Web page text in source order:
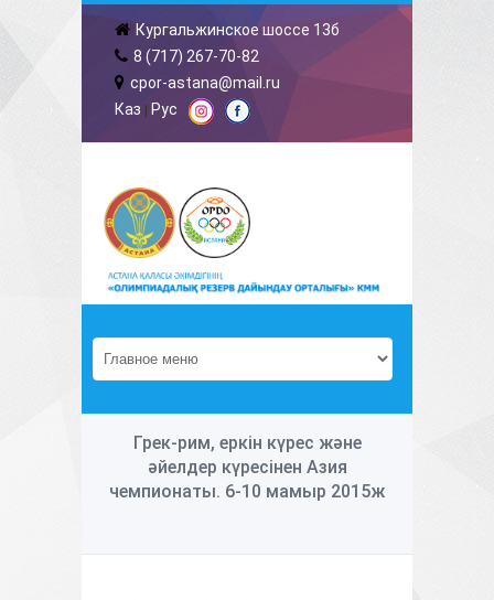
Кургальжинское шоссе 13б
8 (717) 267-70-82
cpor-astana@mail.ru
Каз | Рус
Грек-рим, еркін күрес және
әйелдер күресінен Азия
чемпионаты. 6-10 мамыр 2015ж